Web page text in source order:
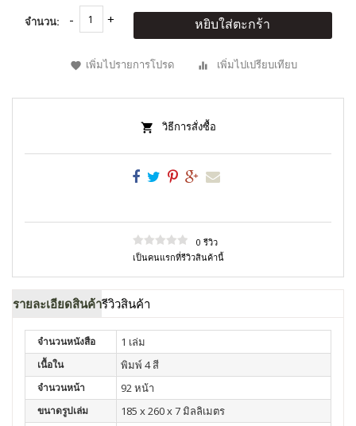
จำนวน: หยิบใส่ตะกร้า
เพิ่มไปรายการโปรด เพิ่มไปเปรียบเทียบ
วิธีการสั่งซื้อ
0 รีวิว
เป็นคนแรกที่รีวิวสินค้านี้
รายละเอียดสินค้ารีวิวสินค้า
จำนวนหนังสือ 1 เล่ม
เนื้อใน พิมพ์ 4 สี
จำนวนหน้า 92 หน้า
ขนาดรูปเล่ม 185 x 260 x 7 มิลลิเมตร